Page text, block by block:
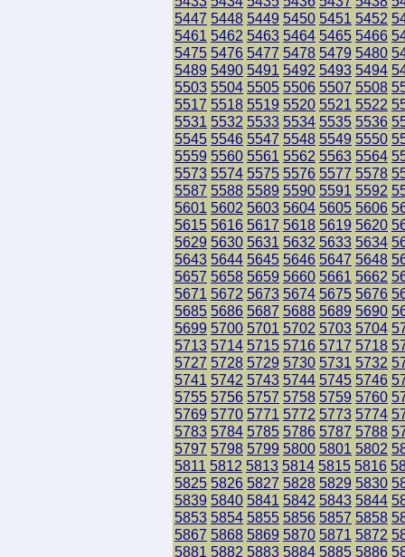
5447 5448 5449 5450 5451 5452
5461 5462 5463 5464 5465 5466
5475 5476 5477 5478 5479 5480
5489 5490 5491 5492 5493 5494
5503 5504 5505 5506 5507 5508
5517 5518 5519 5520 5521 5522
5531 5532 5533 5534 5535 5536
5545 5546 5547 5548 5549 5550
5559 5560 5561 5562 5563 5564
5573 5574 5575 5576 5577 5578
5587 5588 5589 5590 5591 5592
5601 5602 5603 5604 5605 5606
5615 5616 5617 5618 5619 5620
5629 5630 5631 5632 5633 5634
5643 5644 5645 5646 5647 5648
5657 5658 5659 5660 5661 5662
5671 5672 5673 5674 5675 5676
5685 5686 5687 5688 5689 5690
5699 5700 5701 5702 5703 5704
5713 5714 5715 5716 5717 5718
5727 5728 5729 5730 5731 5732
5741 5742 5743 5744 5745 5746
5755 5756 5757 5758 5759 5760
5769 5770 5771 5772 5773 5774
5783 5784 5785 5786 5787 5788
5797 5798 5799 5800 5801 5802
5811 5812 5813 5814 5815 5816
5825 5826 5827 5828 5829 5830
5839 5840 5841 5842 5843 5844
5853 5854 5855 5856 5857 5858
5867 5868 5869 5870 5871 5872
5881 5882 5883 5884 5885 5886